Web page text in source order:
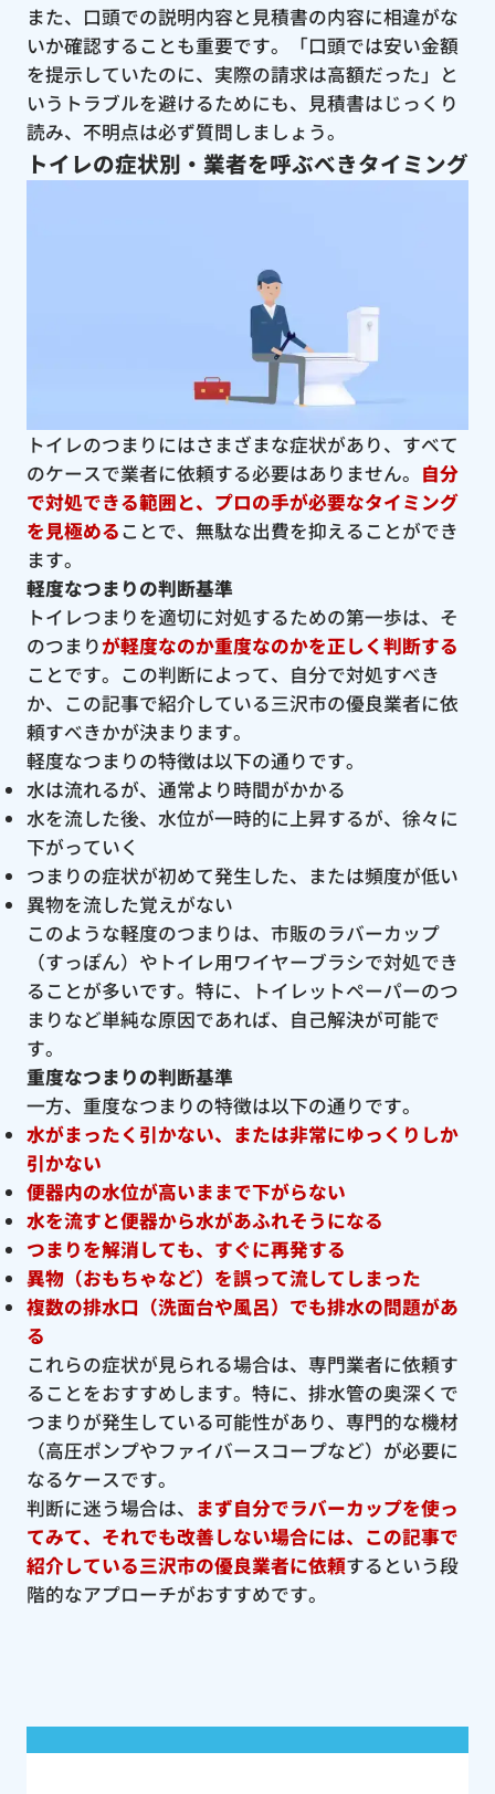
また、口頭での説明内容と見積書の内容に相違がな
いか確認することも重要です。「口頭では安い金額
を提示していたのに、実際の請求は高額だった」と
いうトラブルを避けるためにも、見積書はじっくり
読み、不明点は必ず質問しましょう。
トイレの症状別・業者を呼ぶべきタイミング
トイレのつまりにはさまざまな症状があり、すべて
のケースで業者に依頼する必要はありません。 自分
で対処できる範囲と、プロの手が必要なタイミング
を見極めることで、無駄な出費を抑えることができ
ます。
軽度なつまりの判断基準
トイレつまりを適切に対処するための第一歩は、そ
のつまりが軽度なのか重度なのかを正しく判断する
ことです。この判断によって、自分で対処すべき
か、この記事で紹介している三沢市の優良業者に依
頼すべきかが決まります。
軽度なつまりの特徴は以下の通りです。
水は流れるが、通常より時間がかかる
水を流した後、水位が一時的に上昇するが、徐々に
下がっていく
つまりの症状が初めて発生した、または頻度が低い
異物を流した覚えがない
このような軽度のつまりは、市販のラバーカップ
（すっぽん）やトイレ用ワイヤーブラシで対処でき
ることが多いです。特に、トイレットペーパーのつ
まりなど単純な原因であれば、自己解決が可能で
す。
重度なつまりの判断基準
一方、重度なつまりの特徴は以下の通りです。
水がまったく引かない、または非常にゆっくりしか
引かない
便器内の水位が高いままで下がらない
水を流すと便器から水があふれそうになる
つまりを解消しても、すぐに再発する
異物（おもちゃなど）を誤って流してしまった
複数の排水口（洗面台や風呂）でも排水の問題があ
る
これらの症状が見られる場合は、専門業者に依頼す
ることをおすすめします。特に、排水管の奥深くで
つまりが発生している可能性があり、専門的な機材
（高圧ポンプやファイバースコープなど）が必要に
なるケースです。
判断に迷う場合は、 まず自分でラバーカップを使っ
てみて、それでも改善しない場合には、この記事で
紹介している三沢市の優良業者に依頼するという段
階的なアプローチがおすすめです。